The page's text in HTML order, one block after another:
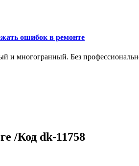
ошибок в ремонте
и многогранный. Без
/Код dk-11758